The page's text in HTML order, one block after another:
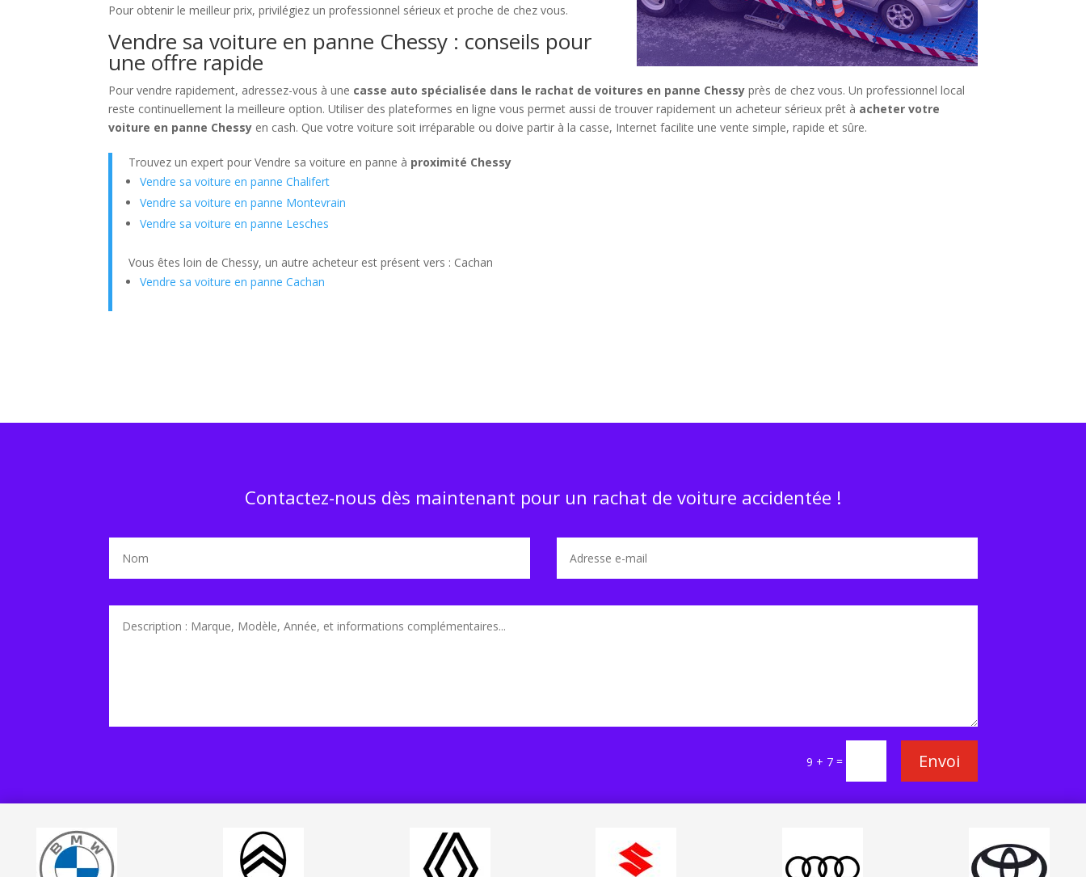
Pour obtenir le meilleur prix, privilégiez un professionnel sérieux et proche de chez vous.
Vendre sa voiture en panne Chessy : conseils pour
une offre rapide
Pour vendre rapidement, adressez-vous à une casse auto spécialisée dans le rachat de voitures en panne Chessy près de chez vous. Un professionnel local
reste continuellement la meilleure option. Utiliser des plateformes en ligne vous permet aussi de trouver rapidement un acheteur sérieux prêt à acheter votre
voiture en panne Chessy en cash. Que votre voiture soit irréparable ou doive partir à la casse, Internet facilite une vente simple, rapide et sûre.
Trouvez un expert pour Vendre sa voiture en panne à proximité Chessy
Vendre sa voiture en panne Chalifert
Vendre sa voiture en panne Montevrain
Vendre sa voiture en panne Lesches
Vous êtes loin de Chessy, un autre acheteur est présent vers : Cachan
Vendre sa voiture en panne Cachan
Contactez-nous dès maintenant pour un rachat de voiture accidentée !
9 + 7= Envoi